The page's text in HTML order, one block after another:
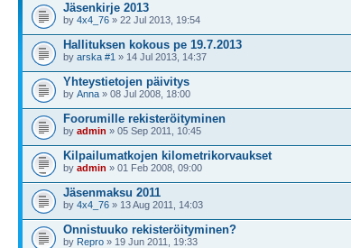
Jäsenkirje 2013
by 4x4_76 » 22 Jul 2013, 19:54
Hallituksen kokous pe 19.7.2013
by arska #1 » 14 Jul 2013, 14:37
Yhteystietojen päivitys
by Anna » 08 Jul 2008, 18:00
Foorumille rekisteröityminen
by admin » 05 Sep 2011, 10:45
Kilpailumatkojen kilometrikorvaukset
by admin » 01 Feb 2008, 09:00
Jäsenmaksu 2011
by 4x4_76 » 13 Aug 2011, 14:03
Onnistuuko rekisteröityminen?
by Repro » 19 Jun 2011, 19:33